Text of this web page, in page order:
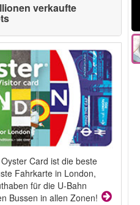
verkaufte
Card ist die beste
Fahrkarte in London,
für die U-Bahn
Bussen in allen Zonen!